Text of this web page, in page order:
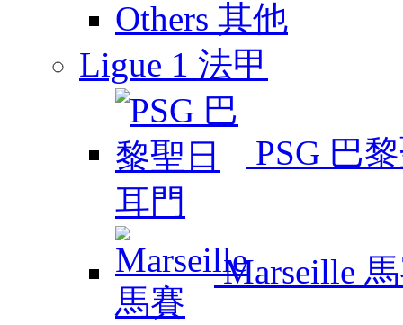
Others 其他
Ligue 1 法甲
PSG 巴
Marseille